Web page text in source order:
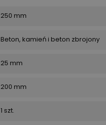
250 mm
Beton, kamień i beton zbrojony
25 mm
200 mm
1 szt.